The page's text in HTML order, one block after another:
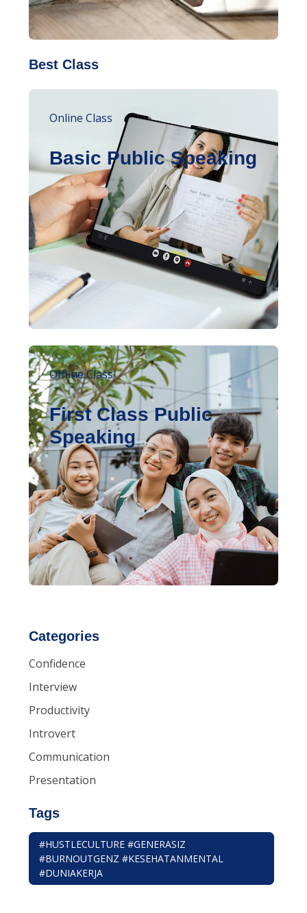
Categories
Confidence
Interview
Productivity
Introvert
Communication
Presentation
Tags
#HUSTLECULTURE #GENERASIZ
#BURNOUTGENZ #KESEHATANMENTAL
#DUNIAKERJA
Best Class
Online Class
Basic Public Speaking
Offline Class
First Class Public
Speaking